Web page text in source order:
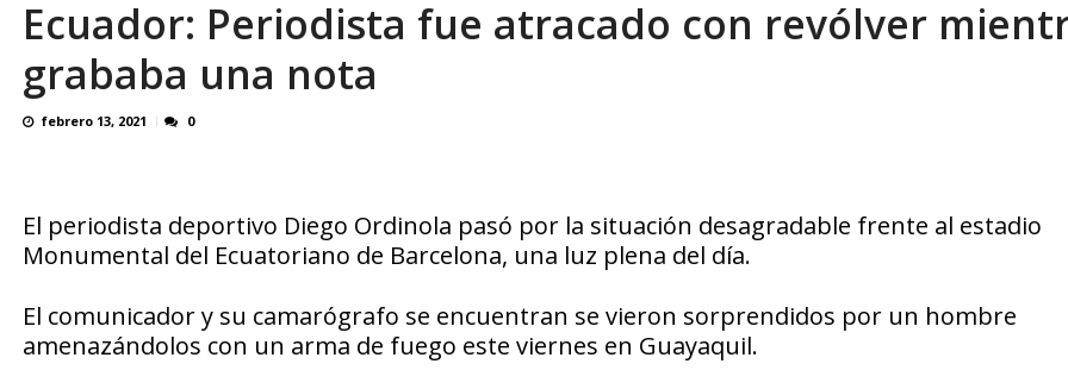
Ecuador: Periodista fue atracado con revólver
grababa una nota
febrero 13, 2021 0
El periodista deportivo Diego Ordinola pasó por la situación desagradable frente al estadio
Monumental del Ecuatoriano de Barcelona, una luz plena del día.
El comunicador y su camarógrafo se encuentran se vieron sorprendidos por un hombre
amenazándolos con un arma de fuego este viernes en Guayaquil.